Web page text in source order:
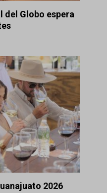
del Globo espera
2026